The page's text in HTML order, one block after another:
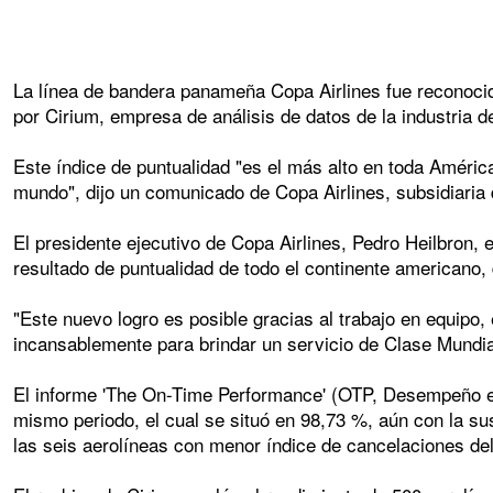
La línea de bandera panameña Copa Airlines fue
por Cirium, empresa de análisis de datos de la industria
Este índice de puntualidad "es el más alto en toda
mundo", dijo un comunicado de Copa Airlines,
El presidente ejecutivo de Copa Airlines, Pedro
resultado de puntualidad de todo el continente
"Este nuevo logro es posible gracias al trabajo en
incansablemente para brindar un servicio de Clase
El informe 'The On-Time Performance' (OTP,
mismo periodo, el cual se situó en 98,73 %, aún con la
las seis aerolíneas con menor índice de cancelaciones